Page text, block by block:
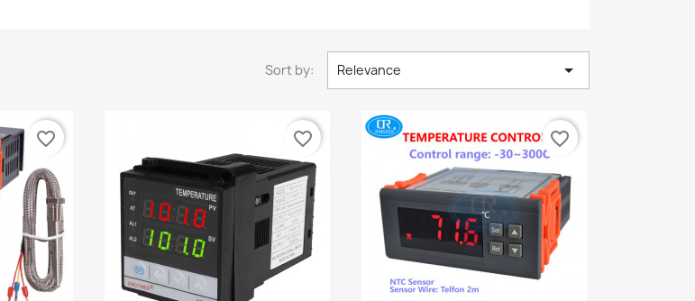
Sort by: Relevance 
favorite_border favorite_border favorite_border